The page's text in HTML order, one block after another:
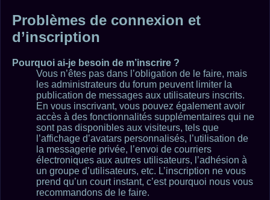
Problèmes de connexion et
d’inscription
Pourquoi ai-je besoin de m’inscrire ?
Vous n’êtes pas dans l’obligation de le faire, mais
les administrateurs du forum peuvent limiter la
publication de messages aux utilisateurs inscrits.
En vous inscrivant, vous pouvez également avoir
accès à des fonctionnalités supplémentaires qui ne
sont pas disponibles aux visiteurs, tels que
l’affichage d’avatars personnalisés, l’utilisation de
la messagerie privée, l’envoi de courriers
électroniques aux autres utilisateurs, l’adhésion à
un groupe d’utilisateurs, etc. L’inscription ne vous
prend qu’un court instant, c’est pourquoi nous vous
recommandons de le faire.